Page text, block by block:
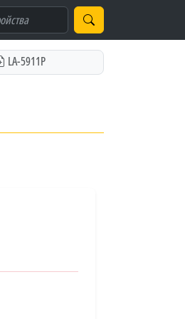
LA-5911P